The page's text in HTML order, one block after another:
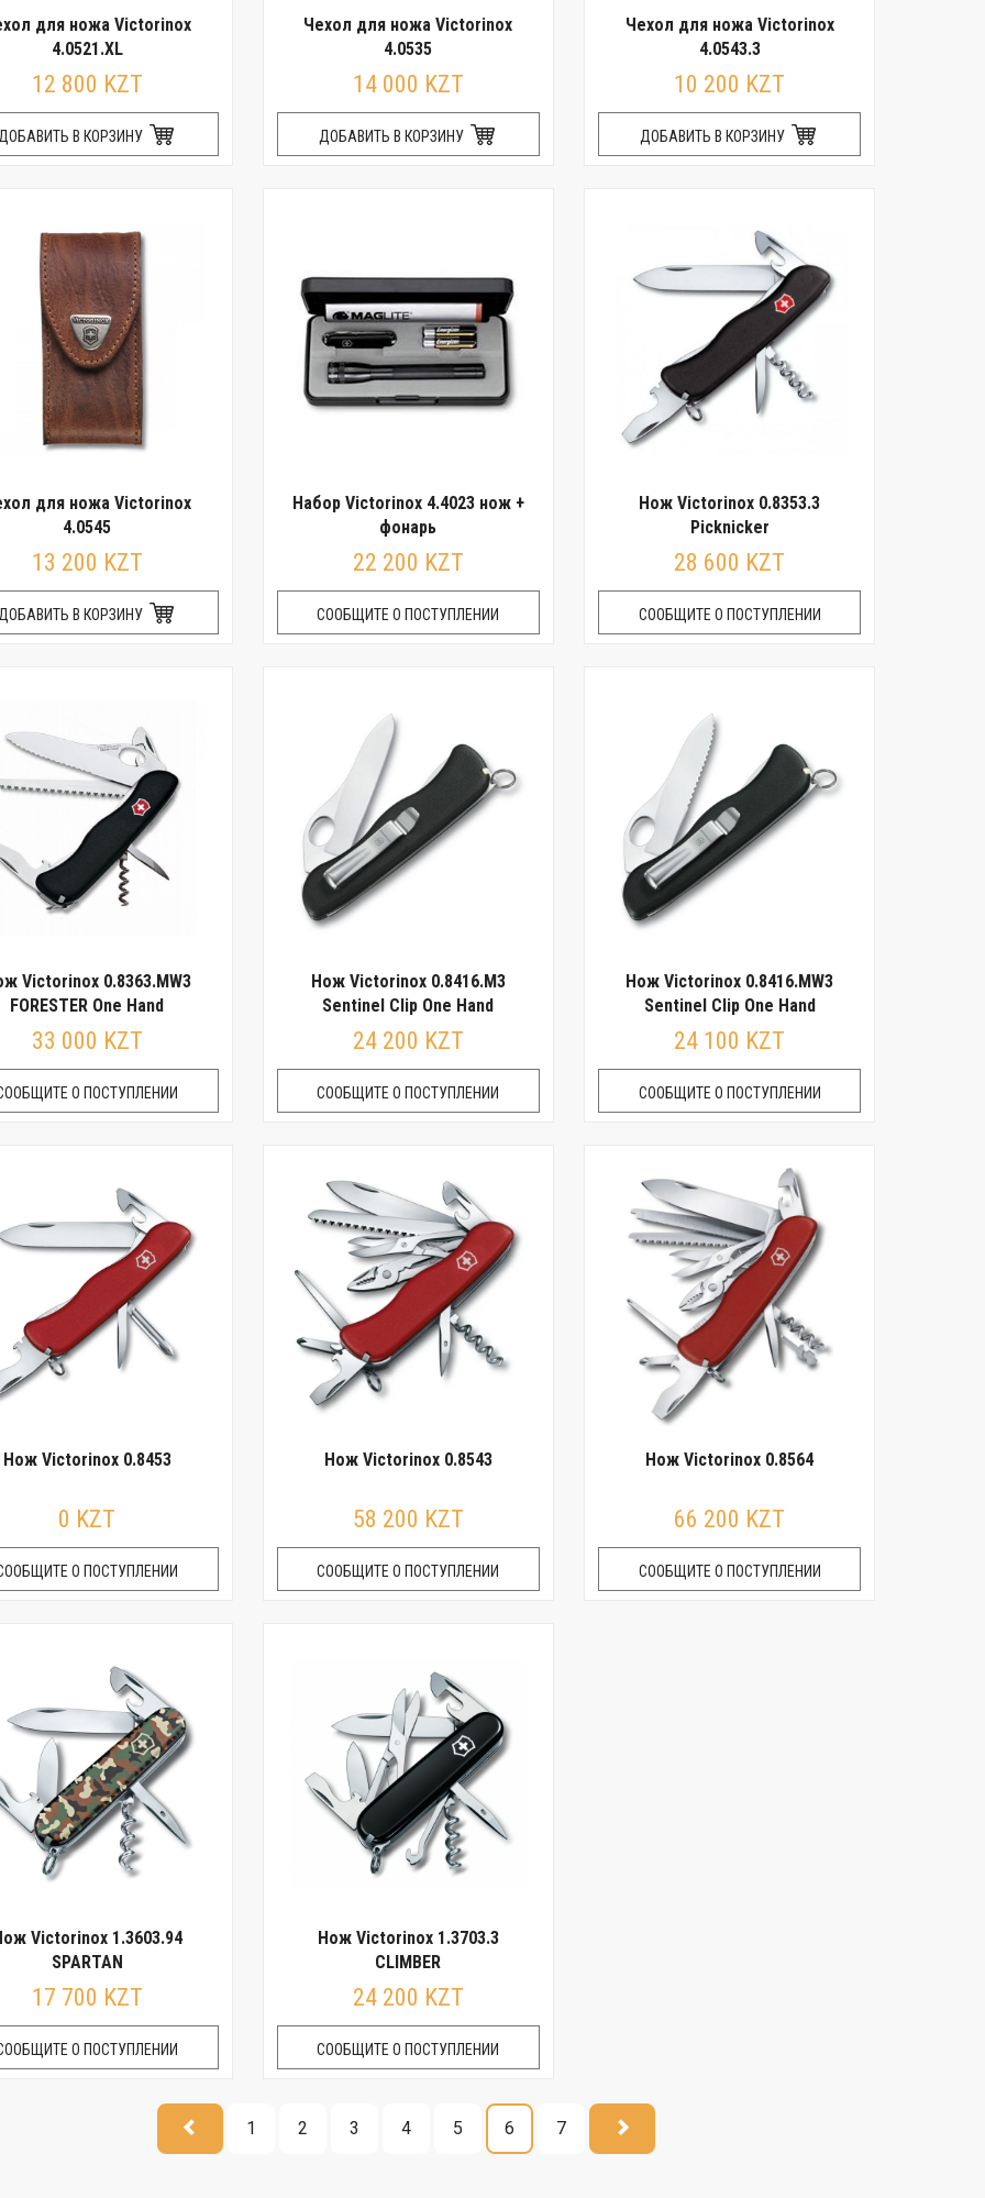
для ножа Victorinox
4.0521.XL
12 800 KZT
В КОРЗИНУ
Чехол для ножа Victorinox
4.0535
14 000 KZT
ДОБАВИТЬ В КОРЗИНУ
Чехол для ножа Victorinox
4.0543.3
10 200 KZT
ДОБАВИТЬ В КОРЗИНУ
для ножа Victorinox
4.0545
13 200 KZT
В КОРЗИНУ
Набор Victorinox 4.4023 нож +
фонарь
22 200 KZT
СООБЩИТЕ О ПОСТУПЛЕНИИ
Нож Victorinox 0.8353.3
Picknicker
28 600 KZT
СООБЩИТЕ О ПОСТУПЛЕНИИ
Victorinox 0.8363.MW3
FORESTER One Hand
33 000 KZT
О ПОСТУПЛЕНИИ
Нож Victorinox 0.8416.M3
Sentinel Clip One Hand
24 200 KZT
СООБЩИТЕ О ПОСТУПЛЕНИИ
Нож Victorinox 0.8416.MW3
Sentinel Clip One Hand
24 100 KZT
СООБЩИТЕ О ПОСТУПЛЕНИИ
Нож Victorinox 0.8453
0 KZT
О ПОСТУПЛЕНИИ
Нож Victorinox 0.8543
58 200 KZT
СООБЩИТЕ О ПОСТУПЛЕНИИ
Нож Victorinox 0.8564
66 200 KZT
СООБЩИТЕ О ПОСТУПЛЕНИИ
Victorinox 1.3603.94
SPARTAN
17 700 KZT
О ПОСТУПЛЕНИИ
Нож Victorinox 1.3703.3
CLIMBER
24 200 KZT
СООБЩИТЕ О ПОСТУПЛЕНИИ
1 2 3 4 5 6 7